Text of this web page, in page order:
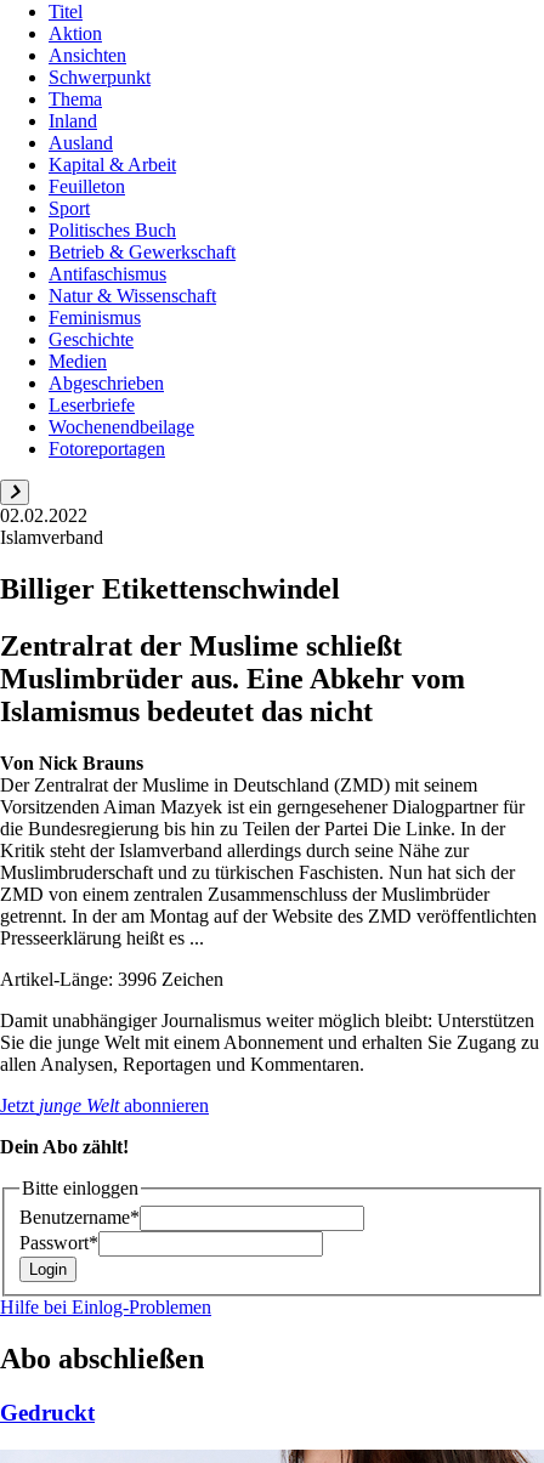
Titel
Aktion
Ansichten
Schwerpunkt
Thema
Inland
Ausland
Kapital & Arbeit
Feuilleton
Sport
Politisches Buch
Betrieb & Gewerkschaft
Antifaschismus
Natur & Wissenschaft
Feminismus
Geschichte
Medien
Abgeschrieben
Leserbriefe
Wochenendbeilage
Fotoreportagen
02.02.2022
Islamverband
Billiger Etikettenschwindel
Zentralrat der Muslime schließt
Muslimbrüder aus. Eine Abkehr vom
Islamismus bedeutet das nicht
Von Nick Brauns
Der Zentralrat der Muslime in Deutschland (ZMD) mit seinem
Vorsitzenden Aiman Mazyek ist ein gerngesehener Dialogpartner für
die Bundesregierung bis hin zu Teilen der Partei Die Linke. In der
Kritik steht der Islamverband allerdings durch seine Nähe zur
Muslimbruderschaft und zu türkischen Faschisten. Nun hat sich der
ZMD von einem zentralen Zusammenschluss der Muslimbrüder
getrennt. In der am Montag auf der Website des ZMD veröffentlichten
Presseerklärung heißt es ...
Artikel-Länge: 3996 Zeichen
Damit unabhängiger Journalismus weiter möglich bleibt: Unterstützen
Sie die junge Welt mit einem Abonnement und erhalten Sie Zugang zu
allen Analysen, Reportagen und Kommentaren.
Jetzt junge Weltabonnieren
Dein Abo zählt!
Bitte einloggen
Benutzername*
Passwort*
Hilfe bei Einlog-Problemen
Abo abschließen
Gedruckt